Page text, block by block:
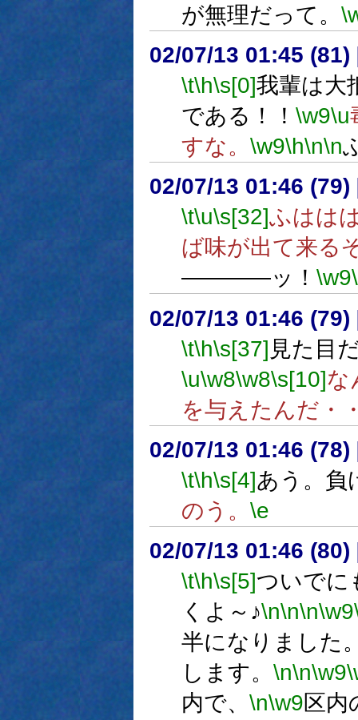
が無理だって。
02/07/13 01:45 (81)
\t\h\s[0]我輩は大
である！！ \w9\u
すな。 \w9\h\n\n
02/07/13 01:46 (79)
\t\u\s[32]ふはは
ば味が出て来る
――――ッ！ \w9
02/07/13 01:46 (79)
\t\h\s[37] 見た目
\u\w8\w8\s[10]な
を与えたんだ・
02/07/13 01:46 (78)
\t\h\s[4]あう。負
のう。 \e
02/07/13 01:46 (80)
\t\h\s[5]ついでに
くよ～♪\n\n\n\w9
半になりました
します。 \n\n\w9
内で、 \n\w9区内